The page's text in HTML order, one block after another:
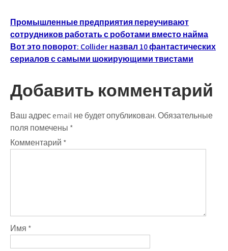
Навигация
по
записям
Промышленные предприятия переучивают
сотрудников работать с роботами вместо найма
Вот это поворот: Collider назвал 10 фантастических
сериалов с самыми шокирующими твистами
Добавить комментарий
Ваш адрес email не будет опубликован.Обязательные
поля помечены *
Комментарий *
Имя *